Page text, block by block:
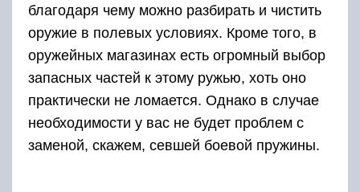
благодаря чему можно разбирать и чистить
оружие в полевых условиях. Кроме того, в
оружейных магазинах есть огромный выбор
запасных частей к этому ружью, хоть оно
практически не ломается. Однако в случае
необходимости у вас не будет проблем с
заменой, скажем, севшей боевой пружины.